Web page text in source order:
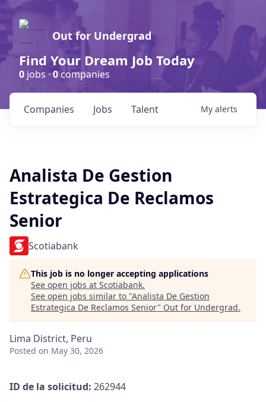
Out for Undergrad
Find Your Dream Job Today
0 jobs ·0companies
Jobs
Companies Talent My alerts
Analista De Gestion
Estrategica De Reclamos
Senior
Scotiabank
This job is no longer accepting applications
See open jobs at Scotiabank.
See open jobs similar to "Analista De Gestion
Estrategica De Reclamos Senior" Out for Undergrad.
Lima District, Peru
Posted on May 30, 2026
ID de la solicitud: 262944